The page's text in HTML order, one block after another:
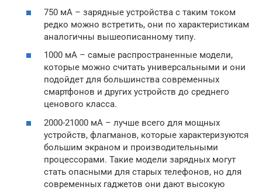
750 мА – зарядные устройства с таким током
редко можно встретить, они по характеристикам
аналогичны вышеописанному типу.
1000 мА – самые распространенные модели,
которые можно считать универсальными и они
подойдет для большинства современных
смартфонов и других устройств до среднего
ценового класса.
2000-21000 мА – лучше всего для мощных
устройств, флагманов, которые характеризуются
большим экраном и производительными
процессорами. Такие модели зарядных могут
стать опасными для старых телефонов, но для
современных гаджетов они дают высокую